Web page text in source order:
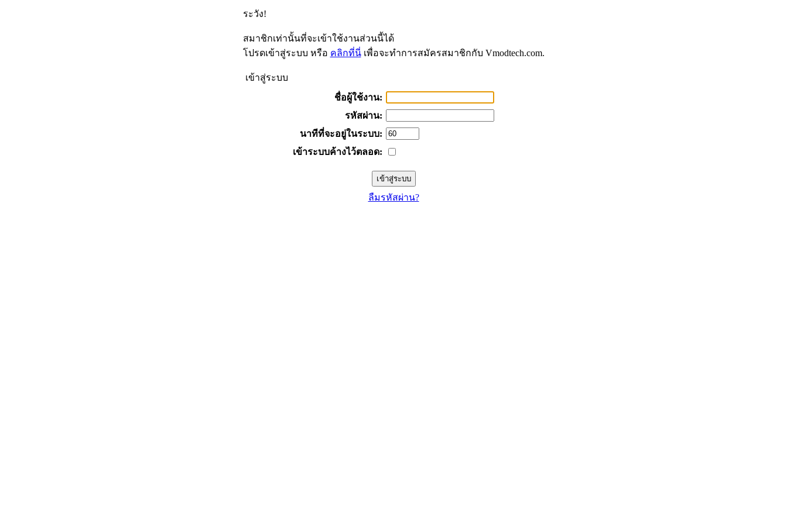
ระวัง!
สมาชิกเท่านั้นที่จะเข้าใช้งานส่วนนี้ได้
โปรดเข้าสู่ระบบ หรือ คลิกที่นี่เพื่อจะทำการสมัครสมาชิกกับ Vmodtech.com.
เข้าสู่ระบบ
ชื่อผู้ใช้งาน:
รหัสผ่าน:
นาทีที่จะอยู่ในระบบ:
เข้าระบบค้างไว้ตลอด:
ลืมรหัสผ่าน?